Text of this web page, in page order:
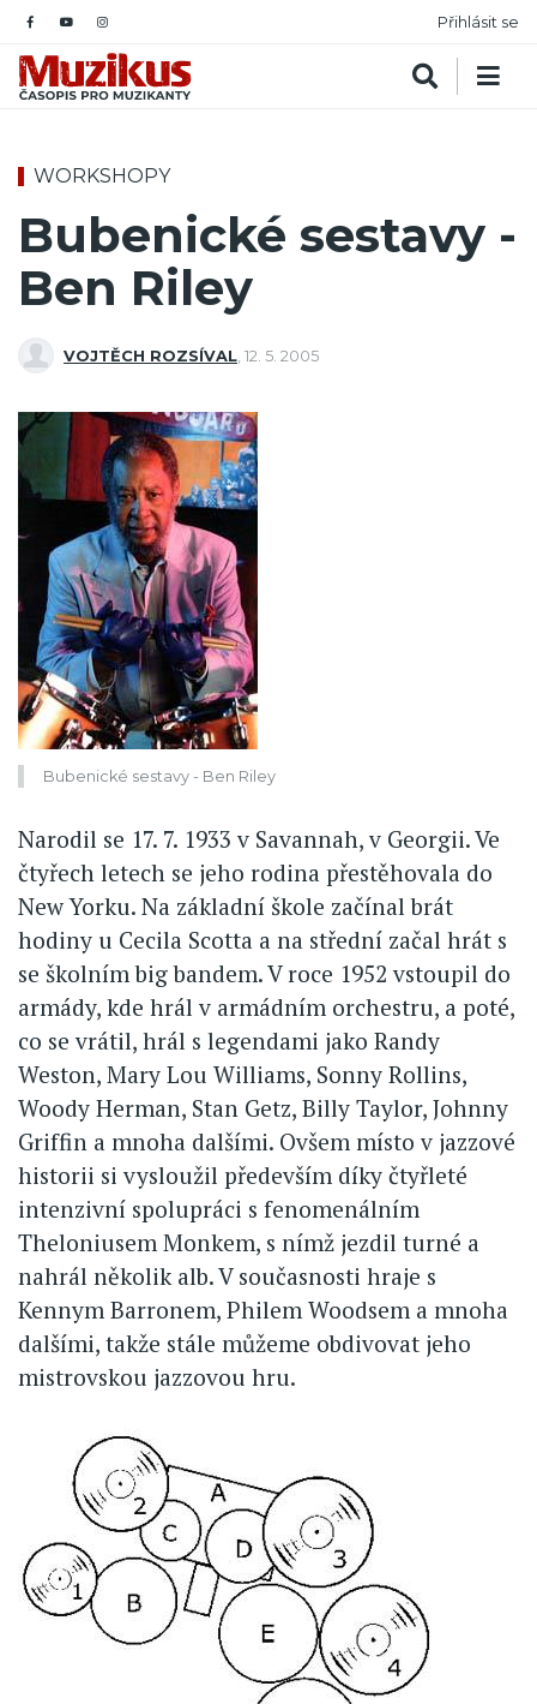
Přihlásit se
WORKSHOPY
Bubenické sestavy -
Ben Riley
VOJTĚCH ROZSÍVAL 12. 5. 2005
Bubenické sestavy - Ben Riley
Narodil se 17. 7. 1933 v Savannah, v Georgii. Ve
čtyřech letech se jeho rodina přestěhovala do
New Yorku. Na základní škole začínal brát
hodiny u Cecila Scotta a na střední začal hrát s
se školním big bandem. V roce 1952 vstoupil do
armády, kde hrál v armádním orchestru, a poté,
co se vrátil, hrál s legendami jako Randy
Weston, Mary Lou Williams, Sonny Rollins,
Woody Herman, Stan Getz, Billy Taylor, Johnny
Griffin a mnoha dalšími. Ovšem místo v jazzové
historii si vysloužil především díky čtyřleté
intenzivní spolupráci s fenomenálním
Theloniusem Monkem, s nímž jezdil turné a
nahrál několik alb. V současnosti hraje s
Kennym Barronem, Philem Woodsem a mnoha
dalšími, takže stále můžeme obdivovat jeho
mistrovskou jazzovou hru.